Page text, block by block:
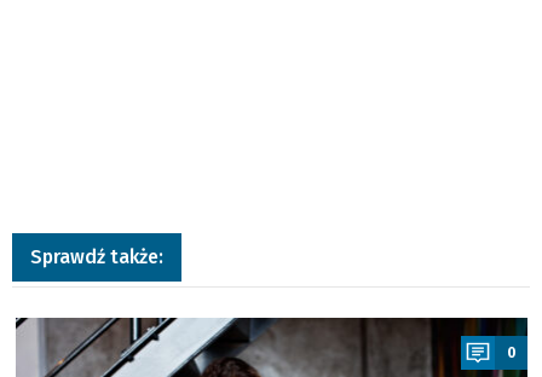
Sprawdź także:
a
0